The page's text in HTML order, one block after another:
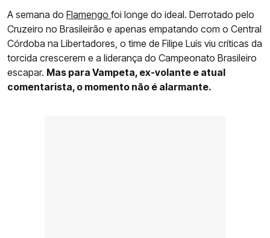
A semana do Flamengo foi longe do ideal. Derrotado pelo
Cruzeiro no Brasileirão e apenas empatando com o Central
Córdoba na Libertadores, o time de Filipe Luís viu críticas da
torcida crescerem e a liderança do Campeonato Brasileiro
escapar. Mas para Vampeta, ex-volante e atual
comentarista, o momento não é alarmante.